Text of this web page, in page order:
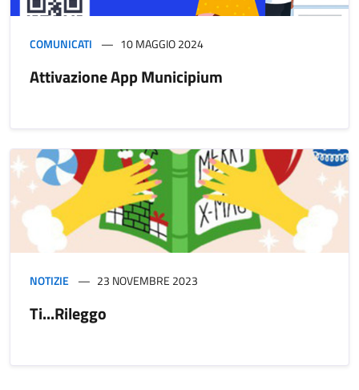
COMUNICATI 10 MAGGIO 2024
Attivazione App Municipium
NOTIZIE 23 NOVEMBRE 2023
Ti...Rileggo